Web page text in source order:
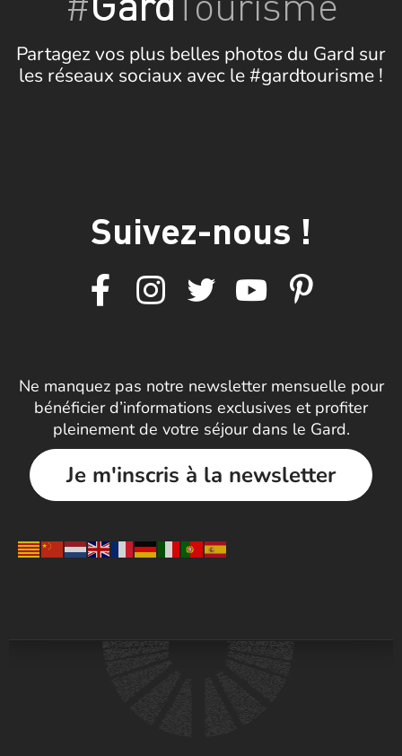
Partagez vos plus belles photos du Gard sur
les réseaux sociaux avec le #gardtourisme !
Suivez-nous !
Ne manquez pas notre newsletter mensuelle pour
bénéficier d’informations exclusives et profiter
pleinement de votre séjour dans le Gard.
Je m'inscris à la newsletter